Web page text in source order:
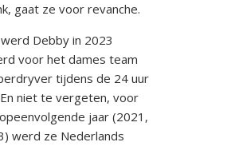
gaat ze voor revanche.
Debby in 2023
voor het dames team
tijdens de 24 uur
niet te vergeten, voor
jaar (2021,
werd ze Nederlands